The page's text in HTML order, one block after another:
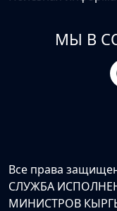
МЫ В
Все права
СЛУЖБА
МИНИСТРОВ